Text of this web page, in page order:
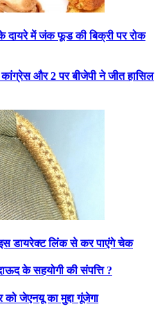
दायरे में जंक फूड की बिक्री पर रोक
और 2 पर बीजेपी ने जीत हासिल
डायरेक्ट लिंक से कर पाएंगे चेक
के सहयोगी की संपत्ति ?
जेएनयू का मुद्दा गूंजेगा